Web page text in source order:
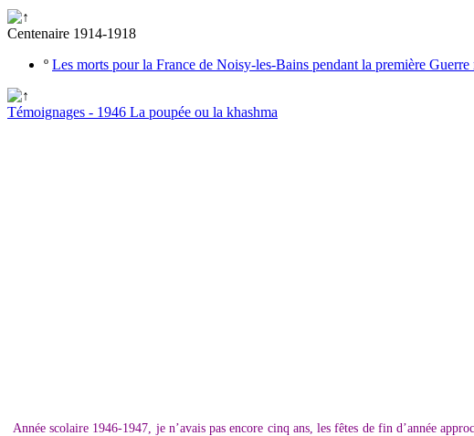
Centenaire 1914-1918
º Les morts pour la France de Noisy-les-Bains pendant la première Guerre
Témoignages - 1946 La poupée ou la khashma
Année scolaire 1946-1947, je n’avais pas encore cinq ans, les fêtes de fin d’année